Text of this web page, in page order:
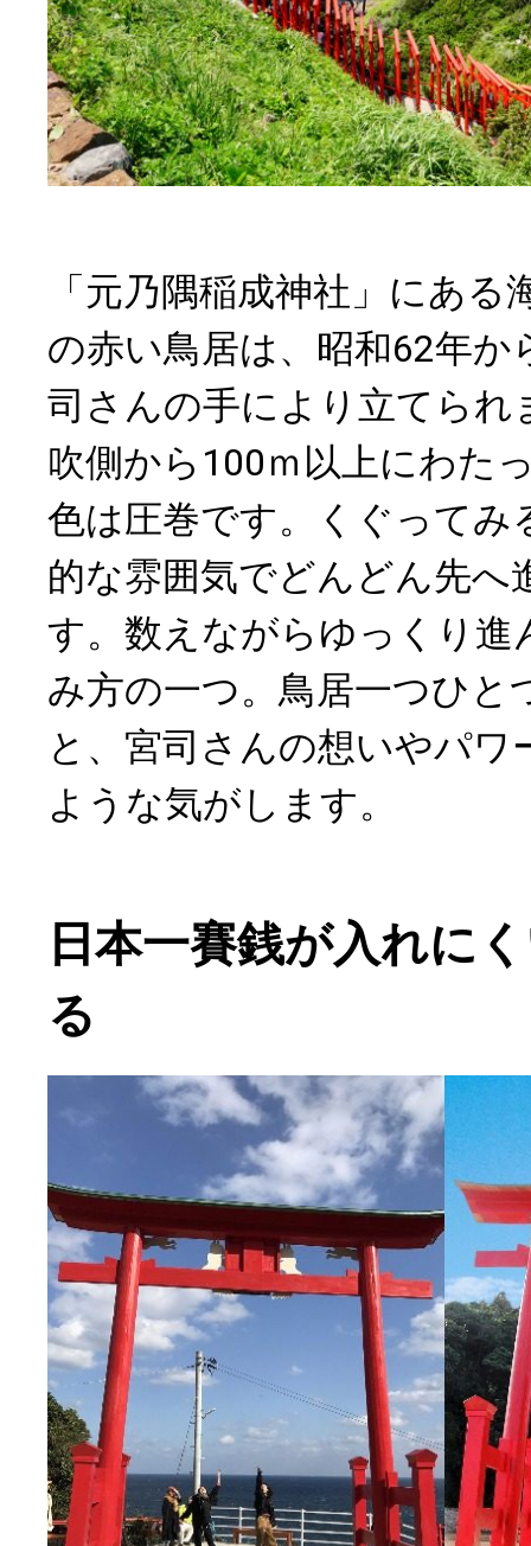
「元乃隅稲成神社」にあ
の赤い鳥居は、昭和62年か
司さんの手により立てられ
吹側から100ｍ以上にわた
色は圧巻です。くぐってみ
的な雰囲気でどんどん先へ
す。数えながらゆっくり進
み方の一つ。鳥居一つひと
と、宮司さんの想いやパワ
ような気がします。
日本一賽銭が入れに
る